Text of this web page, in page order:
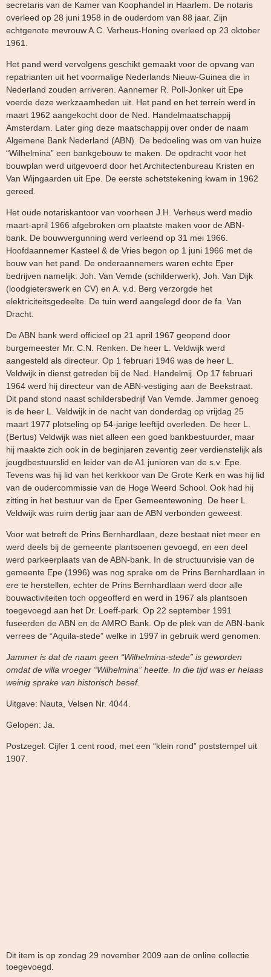
secretaris van de Kamer van Koophandel in Haarlem. De notaris
overleed op 28 juni 1958 in de ouderdom van 88 jaar. Zijn
echtgenote mevrouw A.C. Verheus-Honing overleed op 23 oktober
1961.
Het pand werd vervolgens geschikt gemaakt voor de opvang van
repatrianten uit het voormalige Nederlands Nieuw-Guinea die in
Nederland zouden arriveren. Aannemer R. Poll-Jonker uit Epe
voerde deze werkzaamheden uit. Het pand en het terrein werd in
maart 1962 aangekocht door de Ned. Handelmaatschappij
Amsterdam. Later ging deze maatschappij over onder de naam
Algemene Bank Nederland (ABN). De bedoeling was om van huize
“Wilhelmina” een bankgebouw te maken. De opdracht voor het
bouwplan werd uitgevoerd door het Architectenbureau Kristen en
Van Wijngaarden uit Epe. De eerste schetstekening kwam in 1962
gereed.
Het oude notariskantoor van voorheen J.H. Verheus werd medio
maart-april 1966 afgebroken om plaatste maken voor de ABN-
bank. De bouwvergunning werd verleend op 31 mei 1966.
Hoofdaannemer Kasteel & de Vries begon op 1 juni 1966 met de
bouw van het pand. De onderaannemers waren echte Eper
bedrijven namelijk: Joh. Van Vemde (schilderwerk), Joh. Van Dijk
(loodgieterswerk en CV) en A. v.d. Berg verzorgde het
elektriciteitsgedeelte. De tuin werd aangelegd door de fa. Van
Dracht.
De ABN bank werd officieel op 21 april 1967 geopend door
burgemeester Mr. C.N. Renken. De heer L. Veldwijk werd
aangesteld als directeur. Op 1 februari 1946 was de heer L.
Veldwijk in dienst getreden bij de Ned. Handelmij. Op 17 februari
1964 werd hij directeur van de ABN-vestiging aan de Beekstraat.
Dit pand stond naast schildersbedrijf Van Vemde. Jammer genoeg
is de heer L. Veldwijk in de nacht van donderdag op vrijdag 25
maart 1977 plotseling op 54-jarige leeftijd overleden. De heer L.
(Bertus) Veldwijk was niet alleen een goed bankbestuurder, maar
hij maakte zich ook in de beginjaren zeventig zeer verdienstelijk als
jeugdbestuurslid en leider van de A1 junioren van de s.v. Epe.
Tevens was hij lid van het kerkkoor van De Grote Kerk en was hij lid
van de oudercommissie van de Hoge Weerd School. Ook had hij
zitting in het bestuur van de Eper Gemeentewoning. De heer L.
Veldwijk was ruim dertig jaar aan de ABN verbonden geweest.
Voor wat betreft de Prins Bernhardlaan, deze bestaat niet meer en
werd deels bij de gemeente plantsoenen gevoegd, en een deel
werd parkeerplaats van de ABN-bank. In de structuurvisie van de
gemeente Epe (1996) was nog sprake om de Prins Bernhardlaan in
ere te herstellen, echter de Prins Bernhardlaan werd door alle
bouwactiviteiten toch opgeofferd en werd in 1967 als plantsoen
toegevoegd aan het Dr. Loeff-park. Op 22 september 1991
fuseerden de ABN en de AMRO Bank. Op de plek van de ABN-bank
verrees de “Aquila-stede” welke in 1997 in gebruik werd genomen.
Jammer is dat de naam geen “Wilhelmina-stede” is geworden
omdat de villa vroeger “Wilhelmina” heette. In die tijd was er helaas
weinig sprake van historisch besef.
Uitgave: Nauta, Velsen Nr. 4044.
Gelopen: Ja.
Postzegel: Cijfer 1 cent rood, met een “klein rond” poststempel uit
1907.
Dit item is op zondag 29 november 2009 aan de online collectie
toegevoegd.